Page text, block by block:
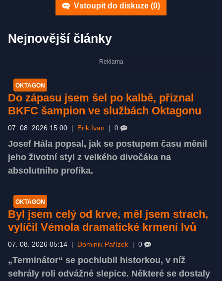
Vstoupit do diskuze (0)
Nejnovější články
OKTAGON
Do zápasu jsem šel po kalbě, přiznal
BKFC šampion ve službách Oktagonu
07. 08. 2026 15:00 Erik Ivan 0
Josef Hála popsal, jak se postupem času měnil
jeho životní styl z velkého divočáka na
absolutního profíka.
OKTAGON
Byl jsem celý od krve, měl jsem strach,
vylíčil Vémola dramatické krmení lvů
07. 08. 2026 05:14 Dominik Pařízek 0
„Terminátor“ se pochlubil historkou, v níž
sehrály roli odvážné slepice. Některé se dostaly